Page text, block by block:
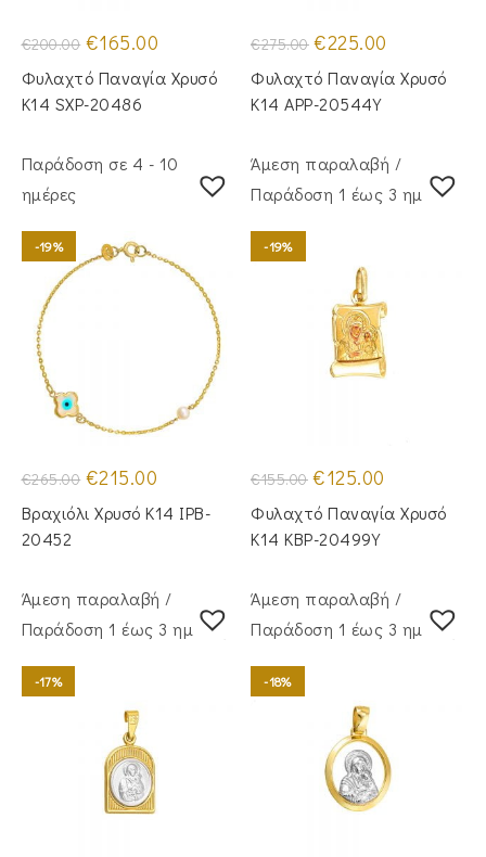
€200.00 Original
price
was:
€200.00.
€165.00
τιμή
είναι:
Φυλαχτό Παναγία Χρυσό
Κ14 SXP-20486
€275.00 Original
price
was:
€275.00.
€225.00
τιμή
είναι:
Φυλαχτό Παναγία Χρυσό
Κ14 APP-20544Y
Παράδοση σε 4 - 10
ημέρες
-19%
€265.00 Original
price
was:
€265.00.
€215.00
τιμή
είναι:
Βραχιόλι Χρυσό Κ14 IPB-
20452
Άμεση παραλαβή /
Παράδoση 1 έως 3 ημέρες
-19%
€155.00 Original
price
was:
€155.00.
€125.00
τιμή
είναι:
Φυλαχτό Παναγία Χρυσό
Κ14 KBP-20499Y
Άμεση παραλαβή /
Παράδoση 1 έως 3 ημέρες
-17%
Άμεση παραλαβή /
Παράδoση 1 έως 3 ημέρες
-18%